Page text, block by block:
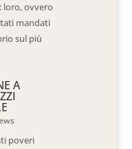
loro, ovvero
mandati
sul più
A
poveri